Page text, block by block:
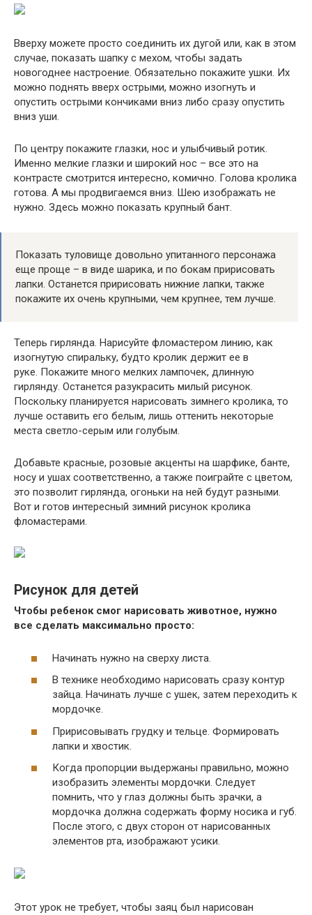
Вверху можете просто соединить их дугой или, как в этом
случае, показать шапку с мехом, чтобы задать
новогоднее настроение. Обязательно покажите ушки. Их
можно поднять вверх острыми, можно изогнуть и
опустить острыми кончиками вниз либо сразу опустить
вниз уши.
По центру покажите глазки, нос и улыбчивый ротик.
Именно мелкие глазки и широкий нос – все это на
контрасте смотрится интересно, комично. Голова кролика
готова. А мы продвигаемся вниз. Шею изображать не
нужно. Здесь можно показать крупный бант.
Показать туловище довольно упитанного персонажа
еще проще – в виде шарика, и по бокам пририсовать
лапки. Останется пририсовать нижние лапки, также
покажите их очень крупными, чем крупнее, тем лучше.
Теперь гирлянда. Нарисуйте фломастером линию, как
изогнутую спиральку, будто кролик держит ее в
руке. Покажите много мелких лампочек, длинную
гирлянду. Останется разукрасить милый рисунок.
Поскольку планируется нарисовать зимнего кролика, то
лучше оставить его белым, лишь оттенить некоторые
места светло-серым или голубым.
Добавьте красные, розовые акценты на шарфике, банте,
носу и ушах соответственно, а также поиграйте с цветом,
это позволит гирлянда, огоньки на ней будут разными.
Вот и готов интересный зимний рисунок кролика
фломастерами.
Рисунок для детей
Чтобы ребенок смог нарисовать животное, нужно
все сделать максимально просто:
Начинать нужно на сверху листа.
В технике необходимо нарисовать сразу контур
зайца. Начинать лучше с ушек, затем переходить к
мордочке.
Пририсовывать грудку и тельце. Формировать
лапки и хвостик.
Когда пропорции выдержаны правильно, можно
изобразить элементы мордочки. Следует
помнить, что у глаз должны быть зрачки, а
мордочка должна содержать форму носика и губ.
После этого, с двух сторон от нарисованных
элементов рта, изображают усики.
Этот урок не требует, чтобы заяц был нарисован